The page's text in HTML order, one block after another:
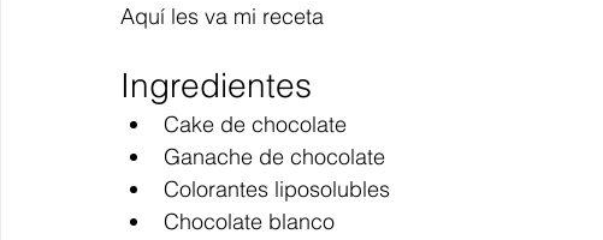
Aquí les va mi receta
Ingredientes
Cake de chocolate
Ganache de chocolate
Colorantes liposolubles
Chocolate blanco